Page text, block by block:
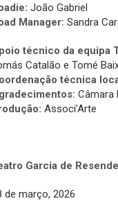
João Gabriel
Manager: Sandra
técnico da equipa
Catalão e Tomé
técnica
Câmara
Associ’Arte
Garcia de Resende
de março, 2026